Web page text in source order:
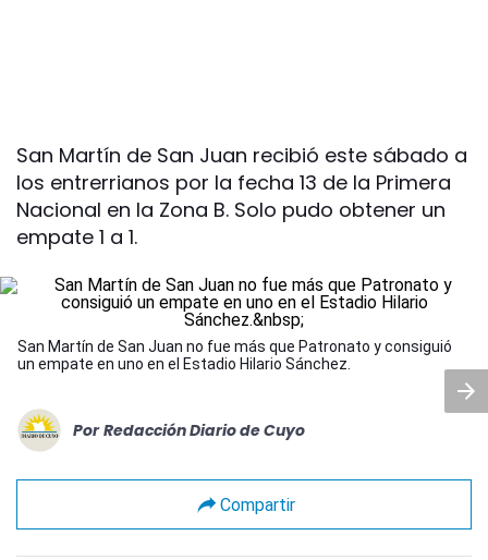
San Martín de San Juan recibió este sábado a
los entrerrianos por la fecha 13 de la Primera
Nacional en la Zona B. Solo pudo obtener un
empate 1 a 1.
San Martín de San Juan no fue más que Patronato y consiguió
un empate en uno en el Estadio Hilario Sánchez.
Por Redacción Diario de Cuyo
Compartir